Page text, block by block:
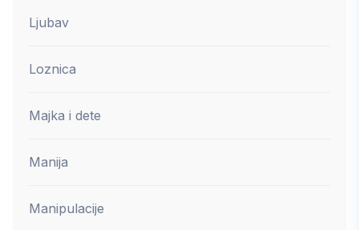
Ljubav
Loznica
Majka i dete
Manija
Manipulacije